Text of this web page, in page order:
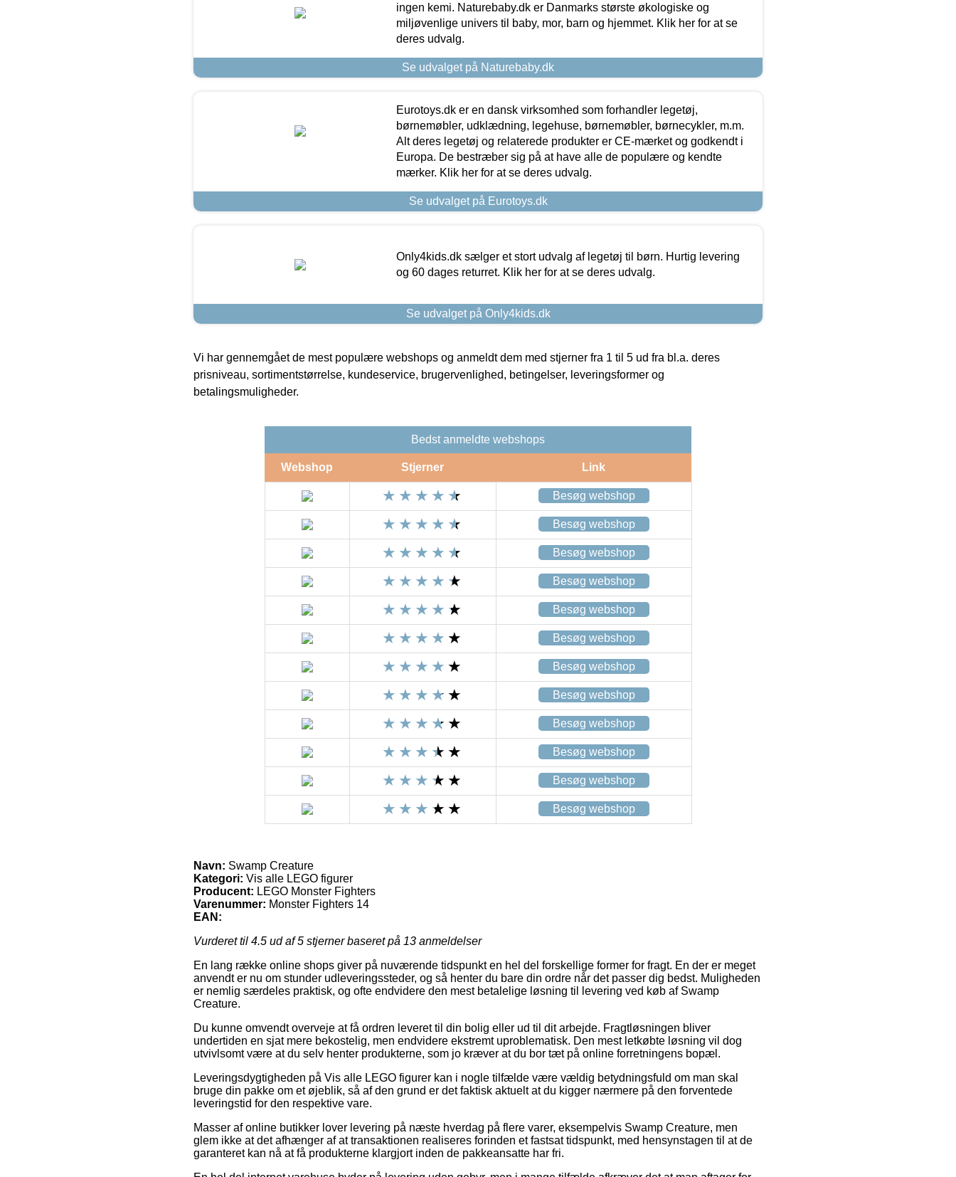
ingen kemi. Naturebaby.dk er Danmarks største økologiske og
miljøvenlige univers til baby, mor, barn og hjemmet. Klik her for at se
deres udvalg.
Se udvalget på Naturebaby.dk
Eurotoys.dk er en dansk virksomhed som forhandler legetøj,
børnemøbler, udklædning, legehuse, børnemøbler, børnecykler, m.m.
Alt deres legetøj og relaterede produkter er CE-mærket og godkendt i
Europa. De bestræber sig på at have alle de populære og kendte
mærker. Klik her for at se deres udvalg.
Se udvalget på Eurotoys.dk
Only4kids.dk sælger et stort udvalg af legetøj til børn. Hurtig levering
og 60 dages returret. Klik her for at se deres udvalg.
Se udvalget på Only4kids.dk
Vi har gennemgået de mest populære webshops og anmeldt dem med stjerner fra 1 til 5 ud fra bl.a. deres
prisniveau, sortimentstørrelse, kundeservice, brugervenlighed, betingelser, leveringsformer og
betalingsmuligheder.
Bedst anmeldte webshops
Webshop Stjerner Link
Besøg webshop
Besøg webshop
Besøg webshop
Besøg webshop
Besøg webshop
Besøg webshop
Besøg webshop
Besøg webshop
Besøg webshop
Besøg webshop
Besøg webshop
Besøg webshop
Navn: Swamp Creature
Kategori: Vis alle LEGO figurer
Producent: LEGO Monster Fighters
Varenummer: Monster Fighters 14
EAN:
Vurderet til 4.5 ud af 5 stjerner baseret på 13 anmeldelser
En lang række online shops giver på nuværende tidspunkt en hel del forskellige former for fragt. En der er meget
anvendt er nu om stunder udleveringssteder, og så henter du bare din ordre når det passer dig bedst. Muligheden
er nemlig særdeles praktisk, og ofte endvidere den mest betalelige løsning til levering ved køb af Swamp
Creature.
Du kunne omvendt overveje at få ordren leveret til din bolig eller ud til dit arbejde. Fragtløsningen bliver
undertiden en sjat mere bekostelig, men endvidere ekstremt uproblematisk. Den mest letkøbte løsning vil dog
utvivlsomt være at du selv henter produkterne, som jo kræver at du bor tæt på online forretningens bopæl.
Leveringsdygtigheden på Vis alle LEGO figurer kan i nogle tilfælde være vældig betydningsfuld om man skal
bruge din pakke om et øjeblik, så af den grund er det faktisk aktuelt at du kigger nærmere på den forventede
leveringstid for den respektive vare.
Masser af online butikker lover levering på næste hverdag på flere varer, eksempelvis Swamp Creature, men
glem ikke at det afhænger af at transaktionen realiseres forinden et fastsat tidspunkt, med hensynstagen til at de
garanteret kan nå at få produkterne klargjort inden de pakkeansatte har fri.